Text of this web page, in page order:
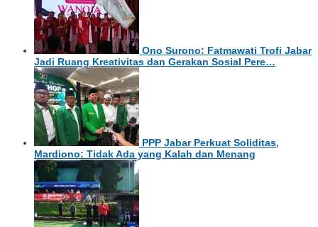
Ono Surono: Fatmawati Trofi Jabar
Jadi Ruang Kreativitas dan Gerakan Sosial Pere…
PPP Jabar Perkuat Soliditas,
Mardiono: Tidak Ada yang Kalah dan Menang